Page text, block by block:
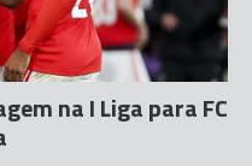
na I Liga para FC